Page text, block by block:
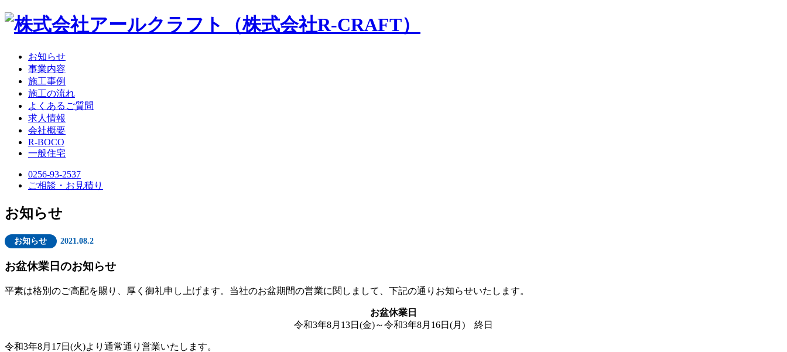
お知らせ
事業内容
施工事例
施工の流れ
よくあるご質問
求人情報
会社概要
R-BOCO
一般住宅
0256-93-2537
ご相談・お見積り
お知らせ
お知らせ 2021.08.2
お盆休業日のお知らせ
平素は格別のご高配を賜り、厚く御礼申し上げます。当社のお盆期間の営業に関しまして、下記の通りお知らせいたします。
お盆休業日
令和3年8月13日(金)～令和3年8月16日(月) 終日
令和3年8月17日(火)より通常通り営業いたします。